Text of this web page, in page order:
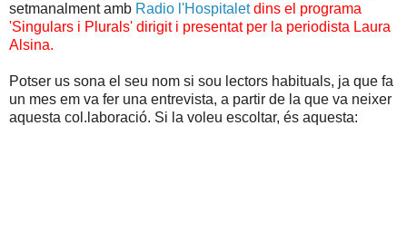
setmanalment amb Radio l'Hospitaletdins el programa
'Singulars i Plurals' dirigit i presentat per la periodista Laura
Alsina.
Potser us sona el seu nom si sou lectors habituals, ja que fa
un mes em va fer una entrevista, a partir de la que va neixer
aquesta col.laboració. Si la voleu escoltar, és aquesta: